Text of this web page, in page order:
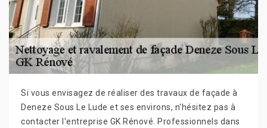
Si vous envisagez de réaliser des travaux de façade à
Deneze Sous Le Lude et ses environs, n'hésitez pas à
contacter l'entreprise GK Rénové. Professionnels dans